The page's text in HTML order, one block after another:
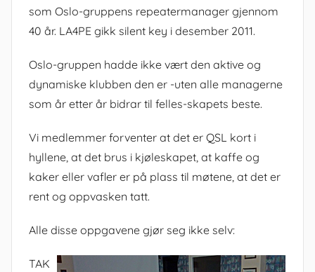
som Oslo-gruppens repeatermanager gjennom
40 år. LA4PE gikk silent key i desember 2011.
Oslo-gruppen hadde ikke vært den aktive og
dynamiske klubben den er -uten alle managerne
som år etter år bidrar til felles-skapets beste.
Vi medlemmer forventer at det er QSL kort i
hyllene, at det brus i kjøleskapet, at kaffe og
kaker eller vafler er på plass til møtene, at det er
rent og oppvasken tatt.
Alle disse oppgavene gjør seg ikke selv:
TAK